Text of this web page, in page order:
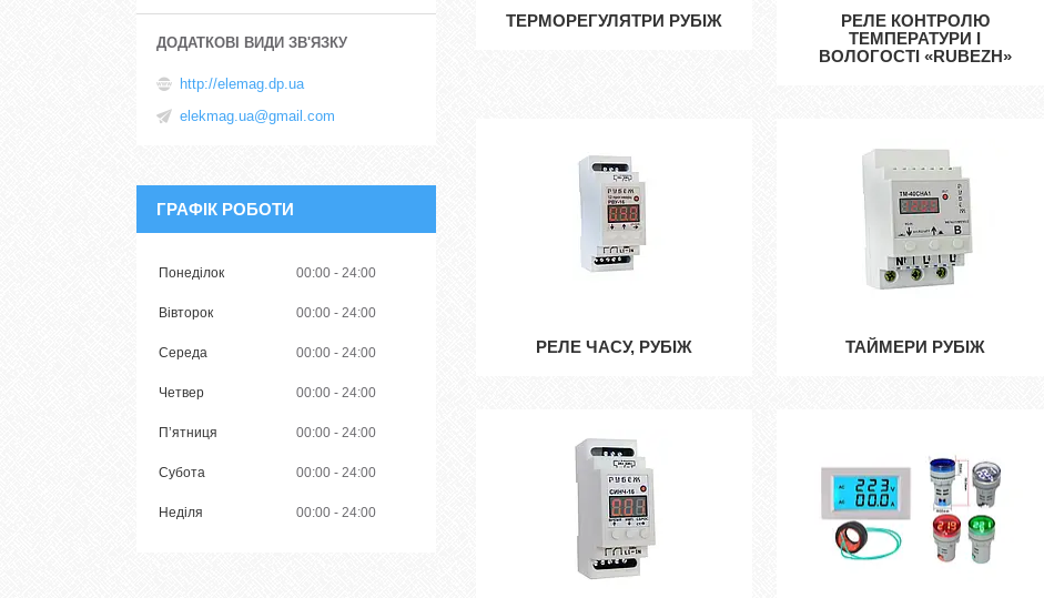
ТЕРМОРЕГУЛЯТРИ РУБІЖ
РЕЛЕ КОНТРОЛЮ
ТЕМПЕРАТУРИ І
ВОЛОГОСТІ «RUBEZH»
РЕЛЕ ЧАСУ, РУБІЖ ТАЙМЕРИ РУБІЖ
http://elemag.dp.ua
elekmag.ua@gmail.com
ГРАФІК РОБОТИ
Понеділок 00:00 24:00
Вівторок 00:00 24:00
Середа 00:00 24:00
Четвер 00:00 24:00
Пʼятниця 00:00 24:00
Субота 00:00 24:00
Неділя 00:00 24:00